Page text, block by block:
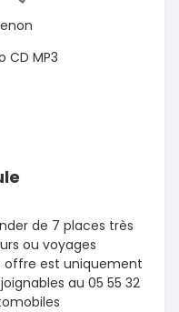
CD MP3
de 7 places très
ou voyages
offre est uniquement
au 05 55 32